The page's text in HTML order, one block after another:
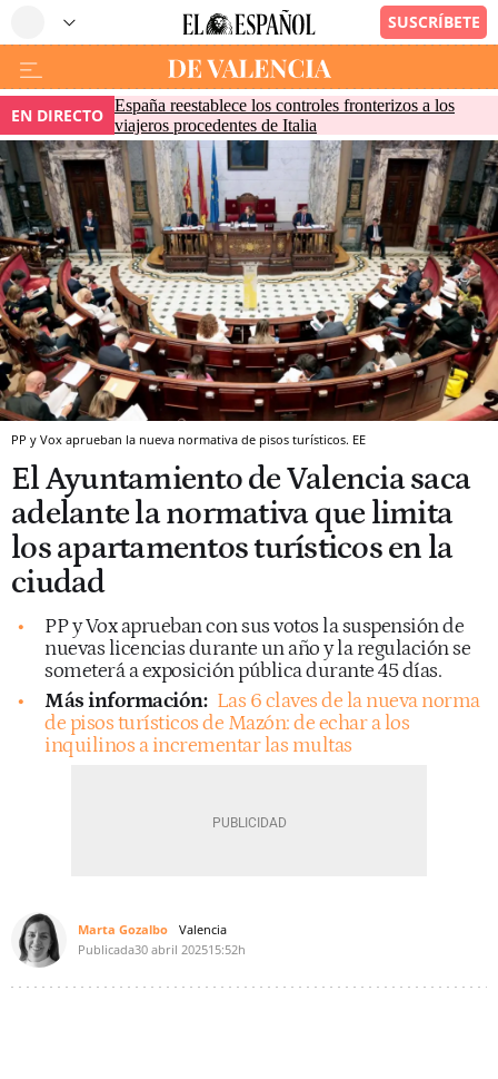
EN DIRECTO España reestablece los controles fronterizos a los
viajeros procedentes de Italia
PP y Vox aprueban la nueva normativa de pisos turísticos. EE
El Ayuntamiento de Valencia saca
adelante la normativa que limita
los apartamentos turísticos en la
ciudad
PP y Vox aprueban con sus votos la suspensión de
nuevas licencias durante un año y la regulación se
someterá a exposición pública durante 45 días.
Más información: Las 6 claves de la nueva norma
de pisos turísticos de Mazón: de echar a los
inquilinos a incrementar las multas
Marta Gozalbo
Valencia
Publicada30 abril 202515:52h